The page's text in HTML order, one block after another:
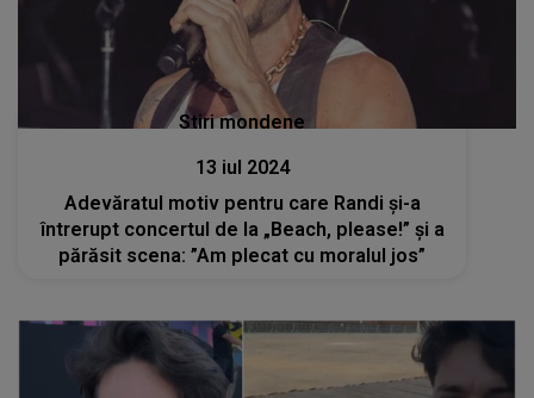
Stiri mondene
13 iul 2024
Adevăratul motiv pentru care Randi și-a
întrerupt concertul de la „Beach, please!” și a
părăsit scena: ”Am plecat cu moralul jos”